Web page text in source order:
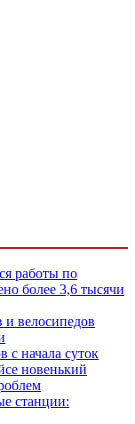
работы по
более 3,6 тысячи
велосипедов
с начала суток
новенький
станции: